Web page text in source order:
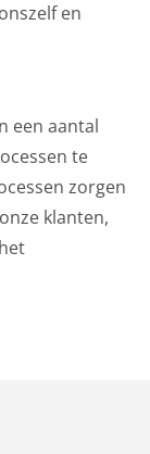
en
een aantal
te
zorgen
klanten,